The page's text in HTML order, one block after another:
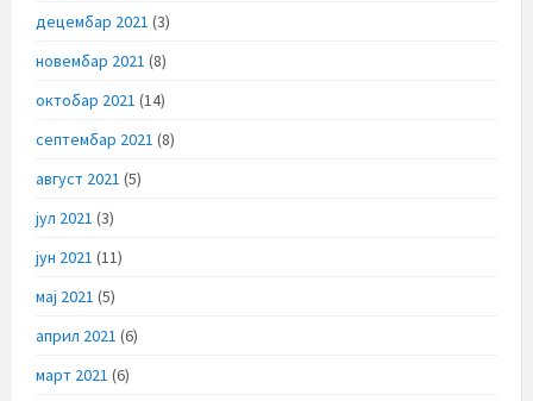
децембар 2021 (3)
новембар 2021 (8)
октобар 2021 (14)
септембар 2021 (8)
август 2021 (5)
јул 2021 (3)
јун 2021 (11)
мај 2021 (5)
април 2021 (6)
март 2021 (6)